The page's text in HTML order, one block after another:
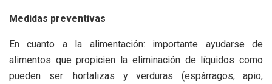
Medidas preventivas
En cuanto a la alimentación: importante ayudarse de
alimentos que propicien la eliminación de líquidos como
pueden ser: hortalizas y verduras (espárragos, apio,